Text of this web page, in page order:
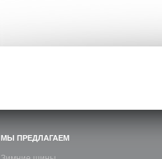
МЫ ПРЕДЛАГАЕМ